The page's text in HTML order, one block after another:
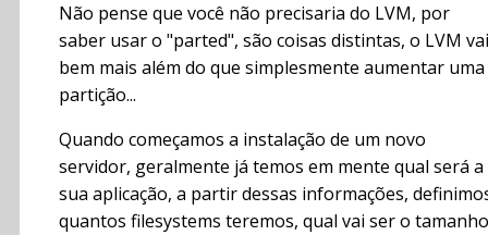
Não pense que você não precisaria do LVM, por
saber usar o "parted", são coisas distintas, o LVM vai
bem mais além do que simplesmente aumentar uma
partição...
Quando começamos a instalação de um novo
servidor, geralmente já temos em mente qual será a
sua aplicação, a partir dessas informações,
quantos filesystems teremos, qual vai ser o tamanho